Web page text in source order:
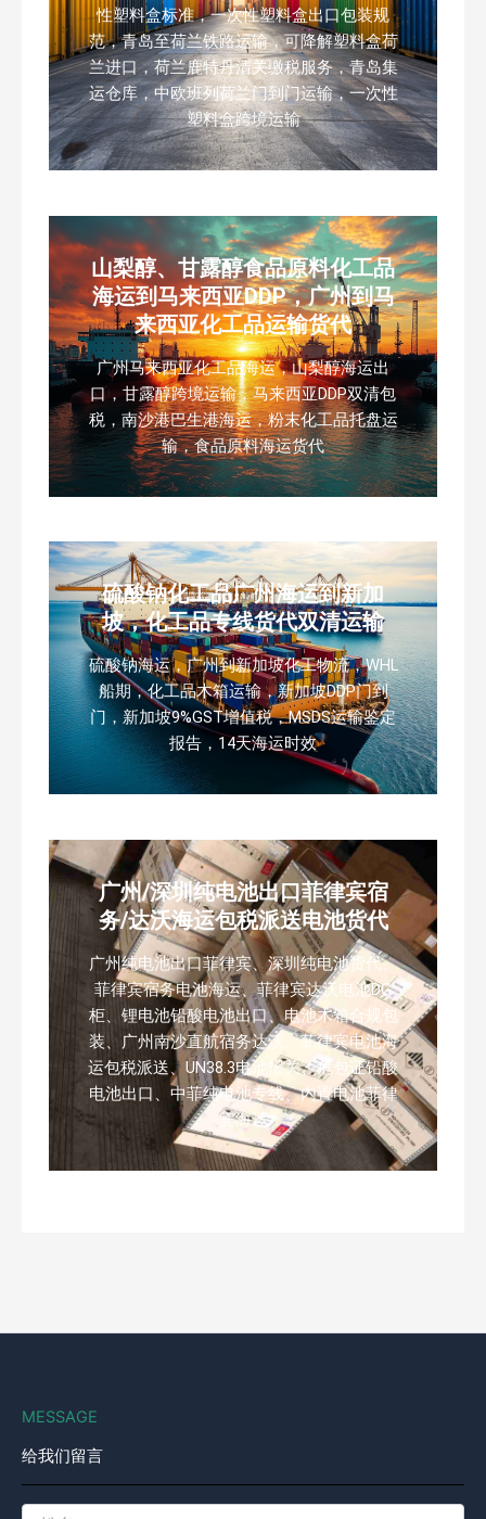
性塑料盒标准，一次性塑料盒出口包装规
范，青岛至荷兰铁路运输，可降解塑料盒荷
兰进口，荷兰鹿特丹清关缴税服务，青岛集
运仓库，中欧班列荷兰门到门运输，一次性
塑料盒跨境运输
山梨醇、甘露醇食品原料化工品
海运到马来西亚DDP，广州到马
来西亚化工品运输货代
广州马来西亚化工品海运，山梨醇海运出
口，甘露醇跨境运输，马来西亚DDP双清包
税，南沙港巴生港海运，粉末化工品托盘运
输，食品原料海运货代
硫酸钠化工品广州海运到新加
坡，化工品专线货代双清运输
硫酸钠海运，广州到新加坡化工物流，WHL
船期，化工品木箱运输，新加坡DDP门到
门，新加坡9%GST增值税，MSDS运输鉴定
报告，14天海运时效
广州/深圳纯电池出口菲律宾宿
务/达沃海运包税派送电池货代
广州纯电池出口菲律宾、深圳纯电池货代、
菲律宾宿务电池海运、菲律宾达沃电池DG
柜、锂电池铅酸电池出口、电池木箱合规包
装、广州南沙直航宿务达沃、菲律宾电池海
运包税派送、UN38.3电池报关、危包证铅酸
电池出口、中菲纯电池专线、内置电池菲律
宾海运
MESSAGE
给我们留言